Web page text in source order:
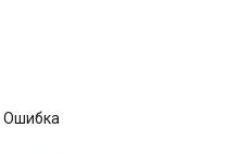
Ошибка